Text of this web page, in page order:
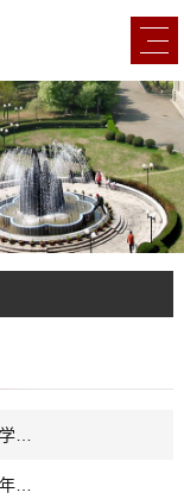
“汉语桥”——吉林大学 “行摄东北” 韩国青年学生中华传统文化研习营特辑
“汉语桥”——吉林大学 “行摄东北” 俄罗斯青年学生中华传统文化研习营特辑